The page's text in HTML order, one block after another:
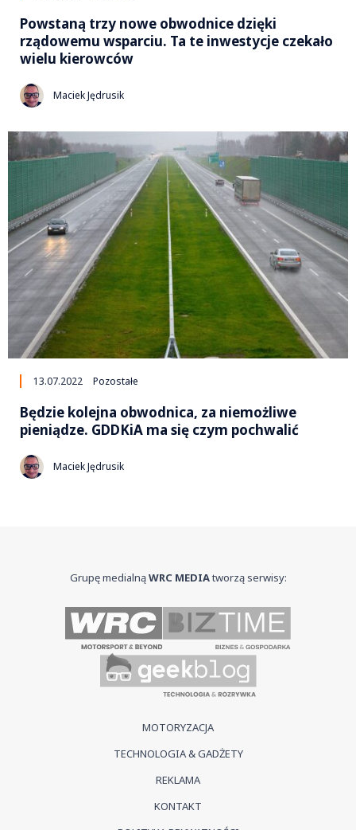
Powstaną trzy nowe obwodnice dzięki
rządowemu wsparciu. Ta te inwestycje czekało
wielu kierowców
Maciek Jędrusik
13.07.2022 Pozostałe
Będzie kolejna obwodnica, za niemożliwe
pieniądze. GDDKiA ma się czym pochwalić
Maciek Jędrusik
Grupę medialnąWRC MEDIAtworzą serwisy:
MOTORYZACJA
TECHNOLOGIA & GADŻETY
REKLAMA
KONTAKT